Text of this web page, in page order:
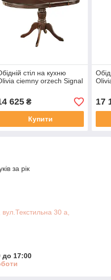
стіл на кухню
ciemny orzech Signal
625₴
Купити
17
за рік
30 а,
до 17:00